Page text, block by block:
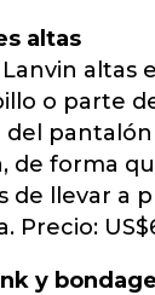
altas
altas
o parte
del
de forma
de llevar a
Precio:
y bondage